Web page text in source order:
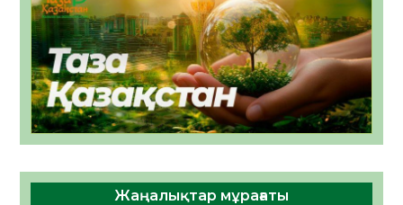
Жаңалықтар мұрағаты